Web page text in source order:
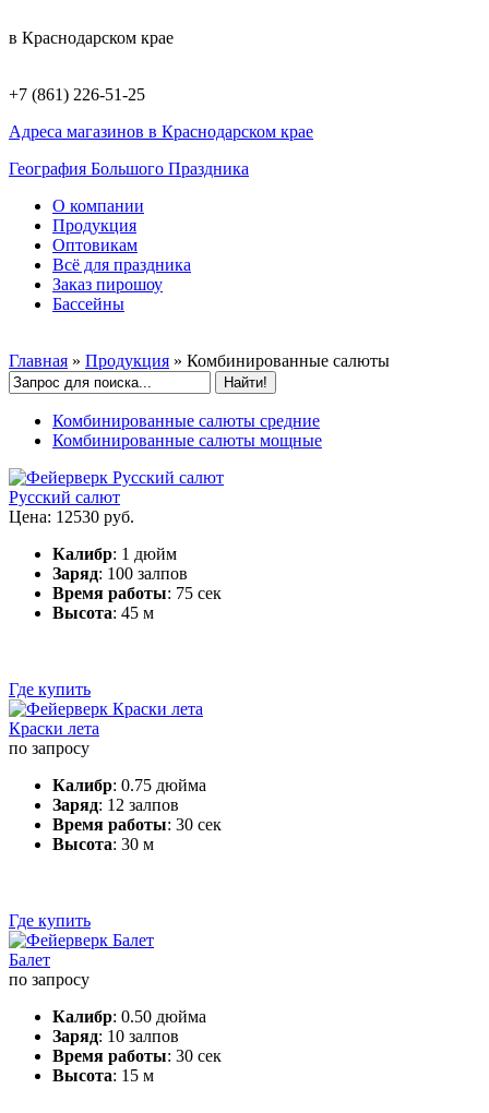
в Краснодарском крае
+7 (861) 226-51-25
Адреса магазинов в Краснодарском крае
География Большого Праздника
О компании
Продукция
Оптовикам
Всё для праздника
Заказ пирошоу
Бассейны
Главная » Продукция » Комбинированные салюты
Комбинированные салюты средние
Комбинированные салюты мощные
Русский салют
Цена: 12530 руб.
Калибр: 1 дюйм
Заряд: 100 залпов
Время работы: 75 сек
Высота: 45 м
Где купить
Краски лета
по запросу
Калибр: 0.75 дюйма
Заряд: 12 залпов
Время работы: 30 сек
Высота: 30 м
Где купить
Балет
по запросу
Калибр: 0.50 дюйма
Заряд: 10 залпов
Время работы: 30 сек
Высота: 15 м